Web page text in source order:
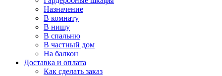
Назначение
В комнату
В нишу
В спальню
В частный дом
На балкон
Доставка и оплата
Как сделать заказ